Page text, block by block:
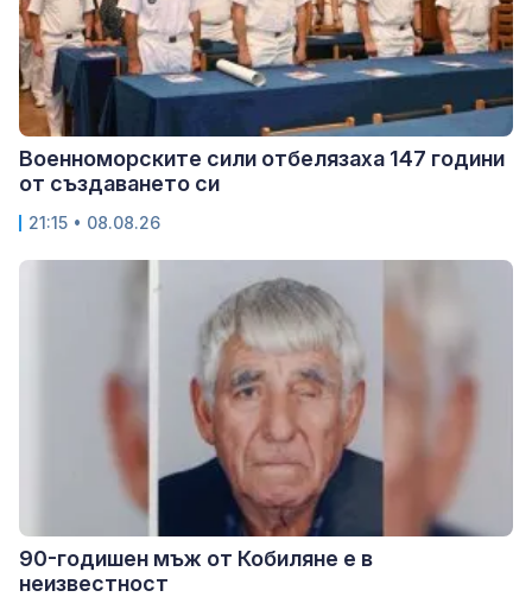
Военноморските сили отбелязаха 147 години
от създаването си
21:15 • 08.08.26
90-годишен мъж от Кобиляне е в
неизвестност